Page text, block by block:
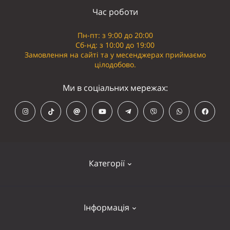
Категорії
Інформація
Час роботи
Пн-пт: з 9:00 до 20:00
Сб-нд: з 10:00 до 19:00
Замовлення на сайті та у месенджерах приймаємо
цілодобово.
Ми в соціальних мережах: